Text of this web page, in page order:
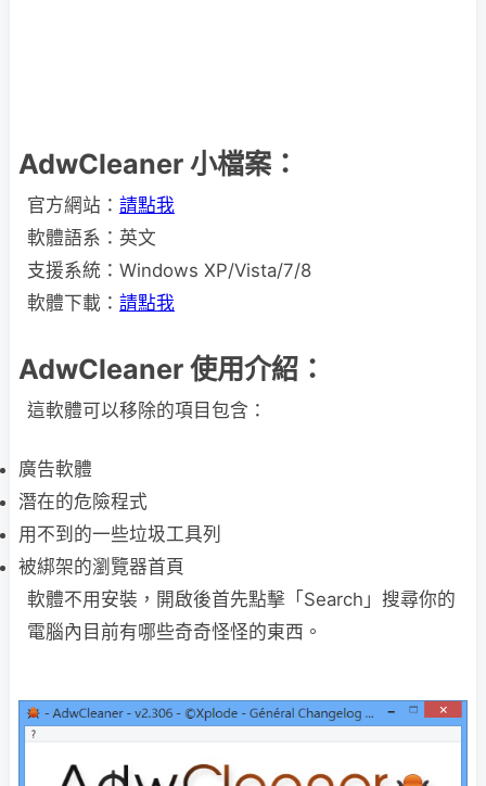
AdwCleaner 小檔案：
官方網站： 請點我
軟體語系：英文
支援系統：Windows XP/Vista/7/8
軟體下載： 請點我
AdwCleaner 使用介紹：
這軟體可以移除的項目包含：
廣告軟體
潛在的危險程式
用不到的一些垃圾工具列
被綁架的瀏覽器首頁
軟體不用安裝，開啟後首先點擊「Search」搜尋你的
電腦內目前有哪些奇奇怪怪的東西。